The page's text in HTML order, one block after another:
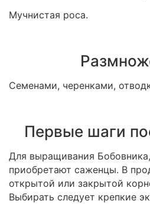
Мучнистая роса.
Семенами, черенками,
Первые шаги
Для выращивания
приобретают саженцы. В
открытой или закрытой
Выбирать следует крепкие